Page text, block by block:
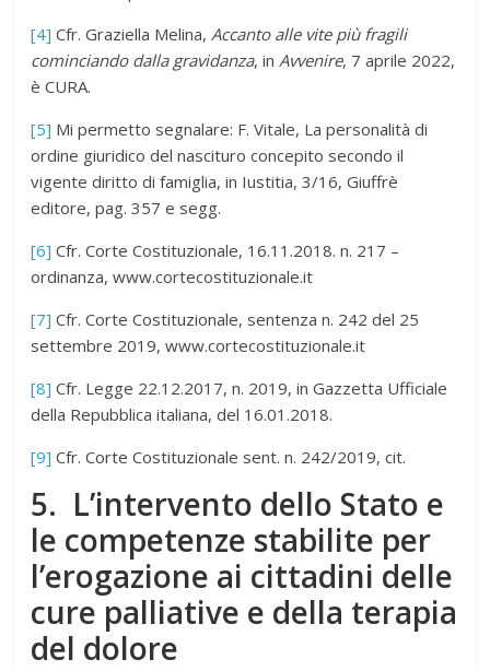
[4] Cfr. Graziella Melina,Accanto alle vite più fragili
cominciando dalla gravidanza, inAvvenire, 7 aprile 2022,
è CURA.
[5] Mi permetto segnalare: F. Vitale, La personalità di
ordine giuridico del nascituro concepito secondo il
vigente diritto di famiglia, in Iustitia, 3/16, Giuffrè
editore, pag. 357 e segg.
[6] Cfr. Corte Costituzionale, 16.11.2018. n. 217 –
ordinanza, www.cortecostituzionale.it
[7] Cfr. Corte Costituzionale, sentenza n. 242 del 25
settembre 2019, www.cortecostituzionale.it
[8] Cfr. Legge 22.12.2017, n. 2019, in Gazzetta Ufficiale
della Repubblica italiana, del 16.01.2018.
[9] Cfr. Corte Costituzionale sent. n. 242/2019, cit.
5. L’intervento dello Stato e
le competenze stabilite per
l’erogazione ai cittadini delle
cure palliative e della terapia
del dolore